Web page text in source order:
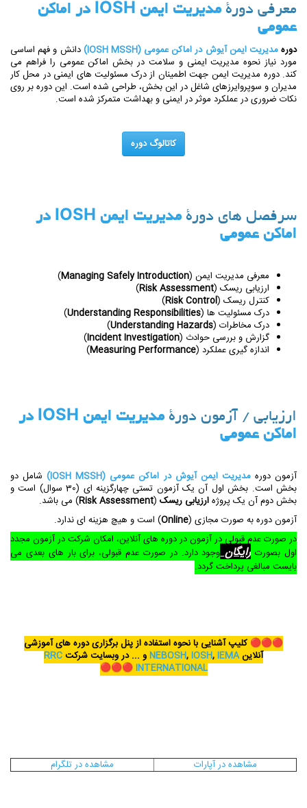
معرفی دورۀ
مدیریت ایمن IOSH در اماکن
عمومی
دورهمدیریت ایمن آیوش در اماکن عمومی (IOSH MSSH)
دانش و فهم اساسی
مورد نیاز نحوه مدیریت ایمنی و سلامت در بخش اماکن عمومی را فراهم می
کند. دوره مدیریت ایمن جهت اطمینان از درک مسئولیت های ایمنی در محل کار
مدیران و سوپروایرزهای شاغل در این بخش، طراحی شده است. این دوره بر روی
نکات ضروری در عملکرد موثر در ایمنی و بهداشت متمرکز شده است.
کاتالوگ دوره
سرفصل های دورۀ
مدیریت ایمن IOSH در
اماکن عمومی
معرفی مدیریت ایمن (Managing Safely Introduction
)
ارزیابی ریسک (Risk Assessment
)
کنترل ریسک (Risk Control
)
درک مسئولیت ها (Understanding Responsibilities
)
درک مخاطرات (Understanding Hazards
)
گزارش و بررسی حوادث (Incident Investigation
)
اندازه گیری عملکرد (Measuring Performance
)
ارزیابی / آزمون دورۀ
مدیریت ایمن IOSH در
اماکن عمومی
آزمون دورهمدیریت ایمن آیوش در اماکن عمومی (IOSH MSSH)
شامل دو
بخش است. بخش اول آن یک آزمون تستی چهارگزینه ای (30 سوال) است و
بخش دوم آن یک پروژهارزیابی ریسک (
Risk Assessment) می باشد.
آزمون دوره به صورت مجازی (Online) است و هیچ هزینه ای ندارد.
در صورت عدم قبولی در آزمون در دوره های آنلاین، امکان شرکت در آزمون مجدد
اول بصورت رایگانوجود دارد. در صورت عدم قبولی، برای بار های بعدی می
بایست مبالغی پرداخت گردد.
🔴🔴🔴 کلیپ آشنایی با نحوه استفاده از پنل برگزاری دوره های آموزشی
آنلاین
NEBOSH,IOSH,IEMA و ... در وبسایت شرکتRRC
INTERNATIONAL
🔴🔴🔴
مشاهده در آپارات مشاهده در تلگرام